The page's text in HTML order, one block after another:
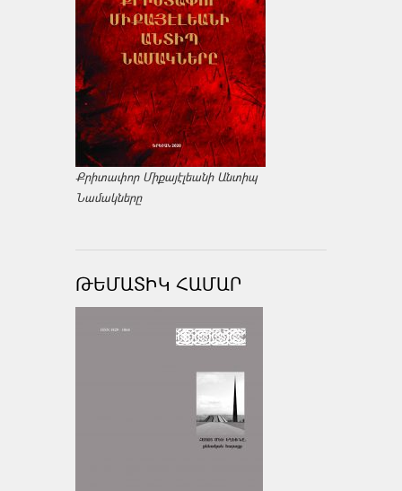
Քրիտափոր Միքայէլեանի Անտիպ
Նամակները
ԹԵՄԱՏԻԿ ՀԱՄԱՐ